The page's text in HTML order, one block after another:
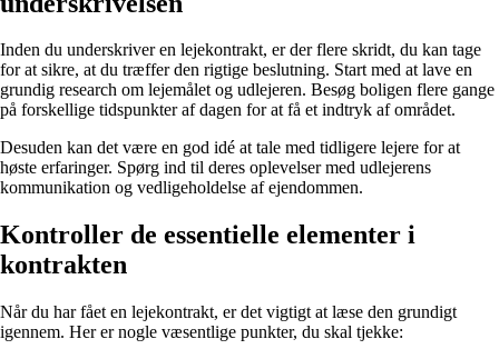
Inden du underskriver en lejekontrakt, er der flere skridt, du kan tage
for at sikre, at du træffer den rigtige beslutning. Start med at lave en
grundig research om lejemålet og udlejeren. Besøg boligen flere gange
på forskellige tidspunkter af dagen for at få et indtryk af området.
Desuden kan det være en god idé at tale med tidligere lejere for at
høste erfaringer. Spørg ind til deres oplevelser med udlejerens
kommunikation og vedligeholdelse af ejendommen.
Kontroller de essentielle elementer i
kontrakten
Når du har fået en lejekontrakt, er det vigtigt at læse den grundigt
igennem. Her er nogle væsentlige punkter, du skal tjekke: